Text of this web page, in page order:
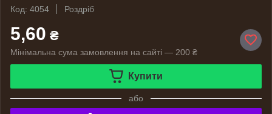
Код: 4054
Роздріб
5,60 ₴
Мінімальна сума замовлення на сайті — 200 ₴
Купити
або